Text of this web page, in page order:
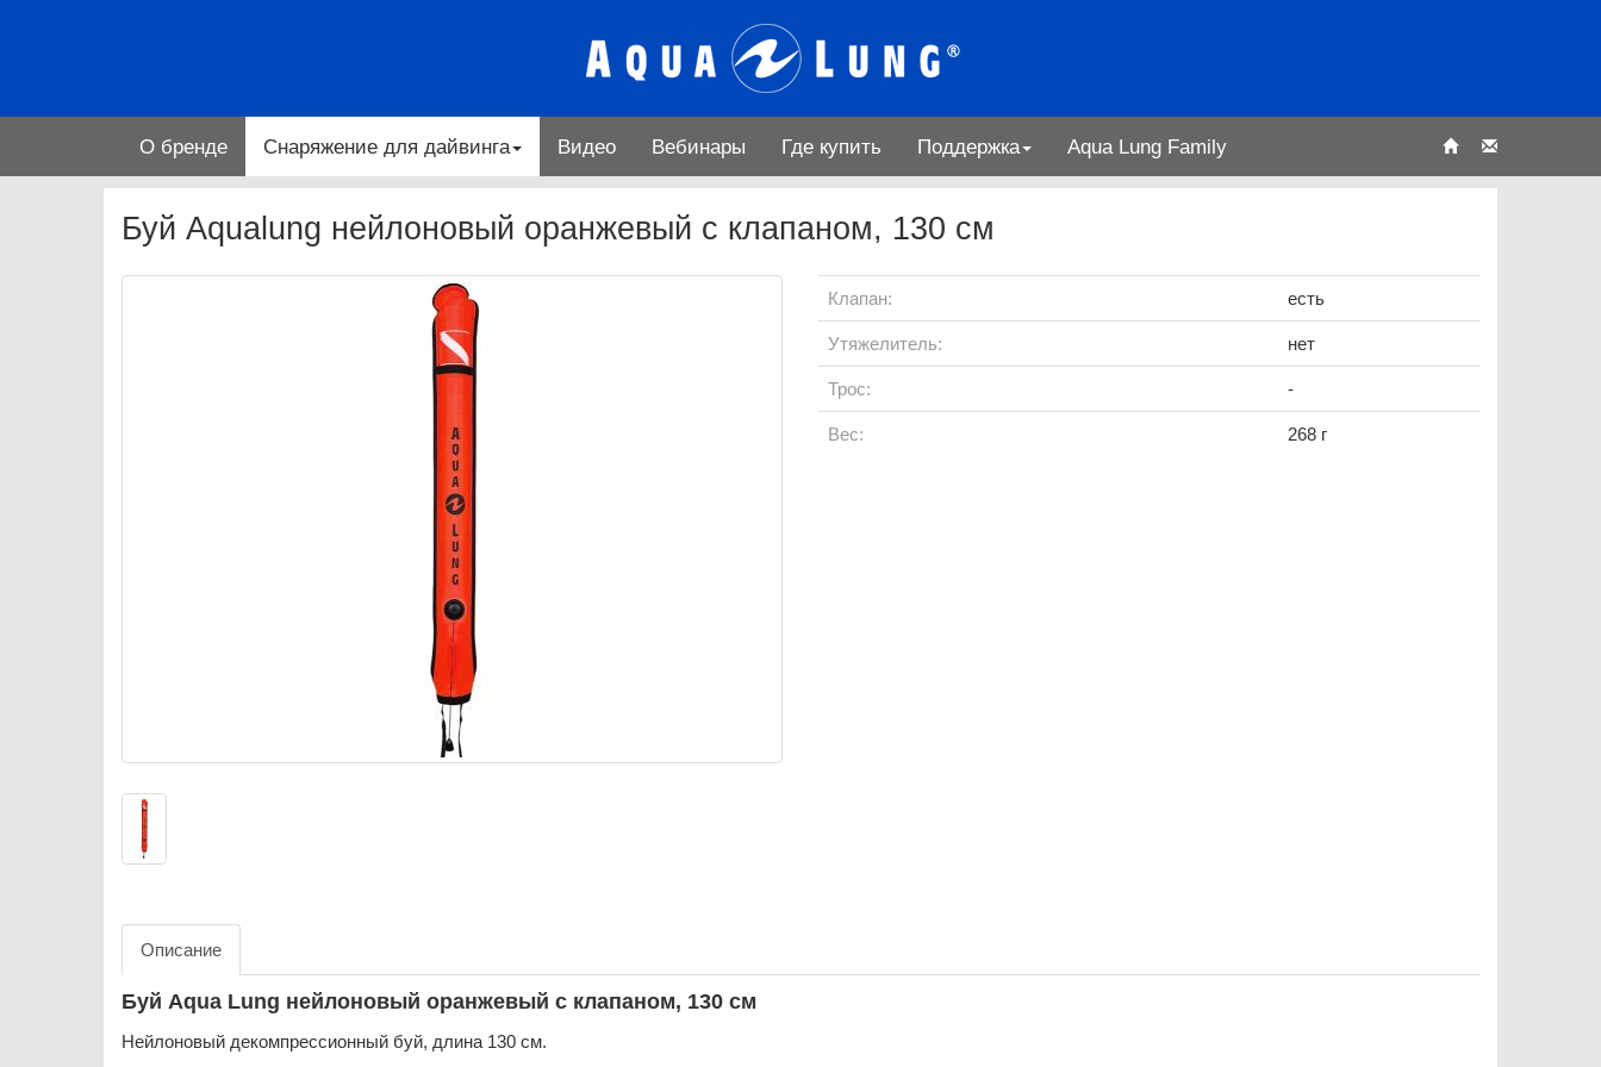
О бренде Снаряжение для дайвинга Видео Вебинары Где купить Поддержка Aqua Lung Family
Буй Aqualung нейлоновый оранжевый с клапаном, 130 см
Клапан: есть
Утяжелитель: нет
Трос: -
Вес: 268 г
Описание
Буй Aqua Lung нейлоновый оранжевый с клапаном, 130 см
Нейлоновый декомпрессионный буй, длина 130 см.